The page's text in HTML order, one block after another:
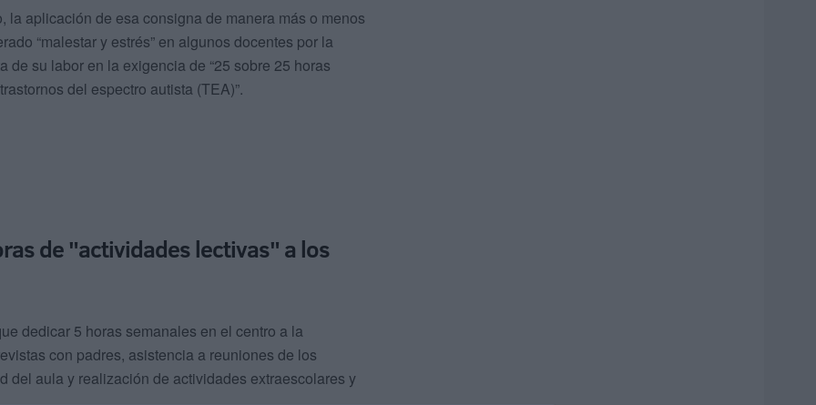
aplicación de esa consigna de manera más o menos
“malestar y estrés” en algunos docentes por la
su labor en la exigencia de “25 sobre 25 horas
del espectro autista (TEA)”.
de "actividades lectivas" a los
dedicar 5 horas semanales en el centro a la
con padres, asistencia a reuniones de los
del aula y realización de actividades extraescolares y